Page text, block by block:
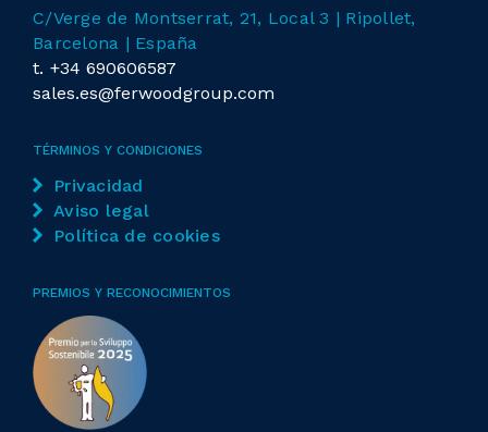
C/Verge de Montserrat, 21, Local 3 | Ripollet,
Barcelona | España
t. +34 690606587
sales.es@ferwoodgroup.com
TÉRMINOS Y CONDICIONES
Privacidad
Aviso legal
Política de cookies
PREMIOS Y RECONOCIMIENTOS